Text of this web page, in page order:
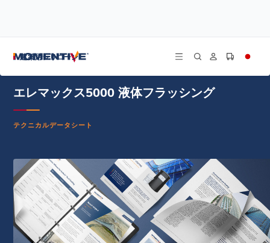
建築用シリコーン
エレマックス5000 液体フラッシング - フランス語 - 技術データシート
エレマックス5000 液体フラッシング
テクニカルデータシート